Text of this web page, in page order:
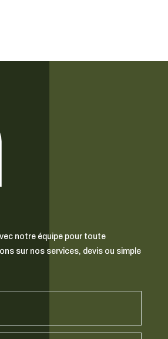
notre équipe pour toute
sur nos services, devis ou simple